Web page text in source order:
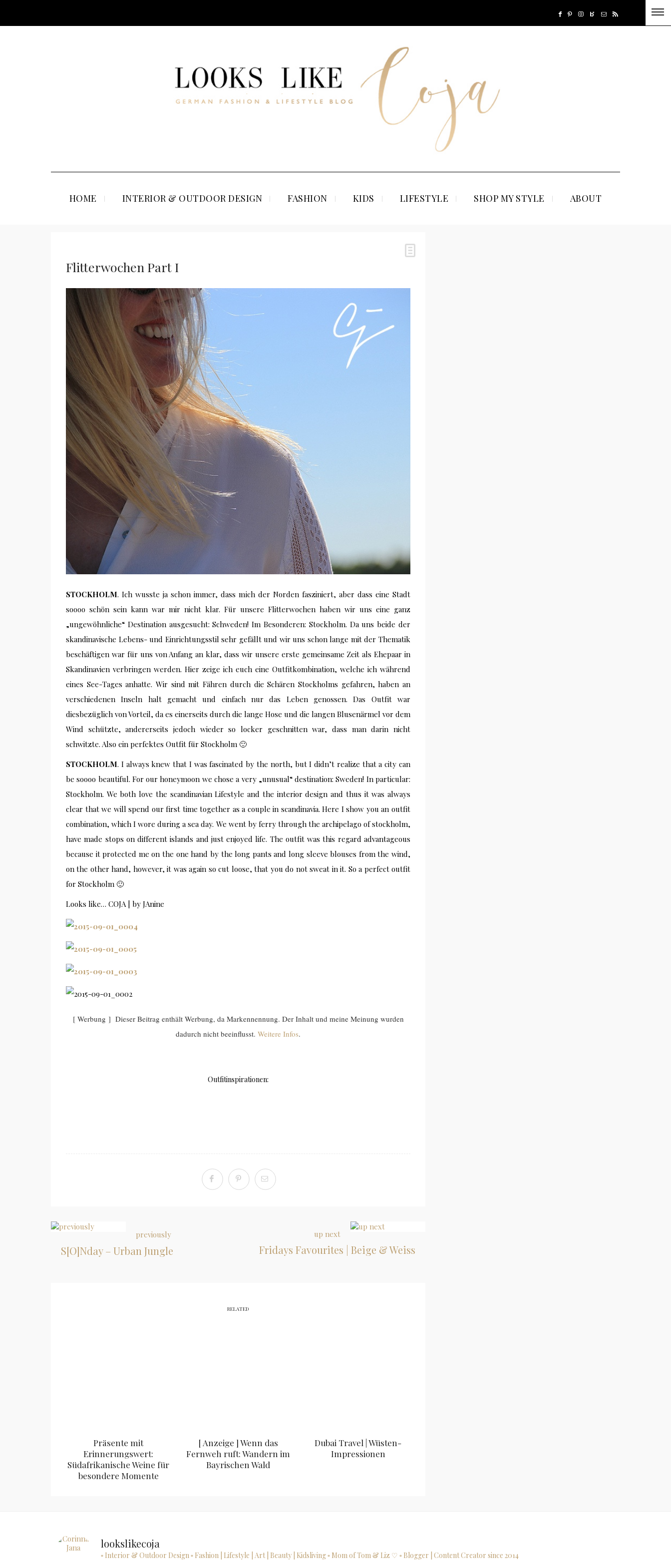
HOME INTERIOR & OUTDOOR DESIGN FASHION KIDS LIFESTYLE SHOP MY STYLE ABOUT
Flitterwochen Part I
STOCKHOLM. Ich wusste ja schon immer, dass mich der Norden fasziniert, aber dass eine Stadt
soooo schön sein kann war mir nicht klar. Für unsere Flitterwochen haben wir uns eine ganz
„ungewöhnliche“ Destination ausgesucht: Schweden! Im Besonderen: Stockholm. Da uns beide der
skandinavische Lebens- und Einrichtungsstil sehr gefällt und wir uns schon lange mit der Thematik
beschäftigen war für uns von Anfang an klar, dass wir unsere erste gemeinsame Zeit als Ehepaar in
Skandinavien verbringen werden. Hier zeige ich euch eine Outfitkombination, welche ich während
eines See-Tages anhatte. Wir sind mit Fähren durch die Schären Stockholms gefahren, haben an
verschiedenen Inseln halt gemacht und einfach nur das Leben genossen. Das Outfit war
diesbezüglich von Vorteil, da es einerseits durch die lange Hose und die langen Blusenärmel vor dem
Wind schützte, andererseits jedoch wieder so locker geschnitten war, dass man darin nicht
schwitzte. Also ein perfektes Outfit für Stockholm 🙂
STOCKHOLM. I always knew that I was fascinated by the north, but I didn’t realize that a city can
be soooo beautiful. For our honeymoon we chose a very „unusual“ destination: Sweden! In particular:
Stockholm. We both love the scandinavian Lifestyle and the interior design and thus it was always
clear that we will spend our first time together as a couple in scandinavia. Here I show you an outfit
combination, which I wore during a sea day. We went by ferry through the archipelago of stockholm,
have made stops on different islands and just enjoyed life. The outfit was this regard advantageous
because it protected me on the one hand by the long pants and long sleeve blouses from the wind,
on the other hand, however, it was again so cut loose, that you do not sweat in it. So a perfect outfit
for Stockholm 🙂
Looks like… COJA | by JAnine
[ Werbung ] Dieser Beitrag enthält Werbung, da Markennennung. Der Inhalt und meine Meinung wurden
dadurch nicht beeinflusst. Weitere Infos.
Outfitinspirationen:
previously
S[O]Nday – Urban Jungle
up next
Fridays Favourites | Beige & Weiss
RELATED
Präsente mit
Erinnerungswert:
Südafrikanische Weine für
besondere Momente
[ Anzeige ] Wenn das
Fernweh ruft: Wandern im
Bayrischen Wald
Dubai Travel | Wüsten-
Impressionen
lookslikecoja
▫ Interior & Outdoor Design▫ Fashion | Lifestyle | Art | Beauty | Kidsliving▫ Mom of Tom & Liz ♡ ▫ Blogger | Content Creator since 2014